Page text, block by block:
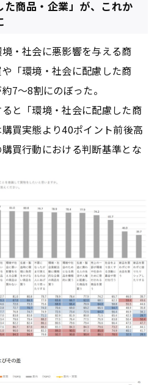
た商品・企業」が、これか
・社会に悪影響を与える商
「環境・社会に配慮した商
7～8割にのぼった。
と「環境・社会に配慮した商
買実態より40ポイント前後高
買行動における判断基準とな